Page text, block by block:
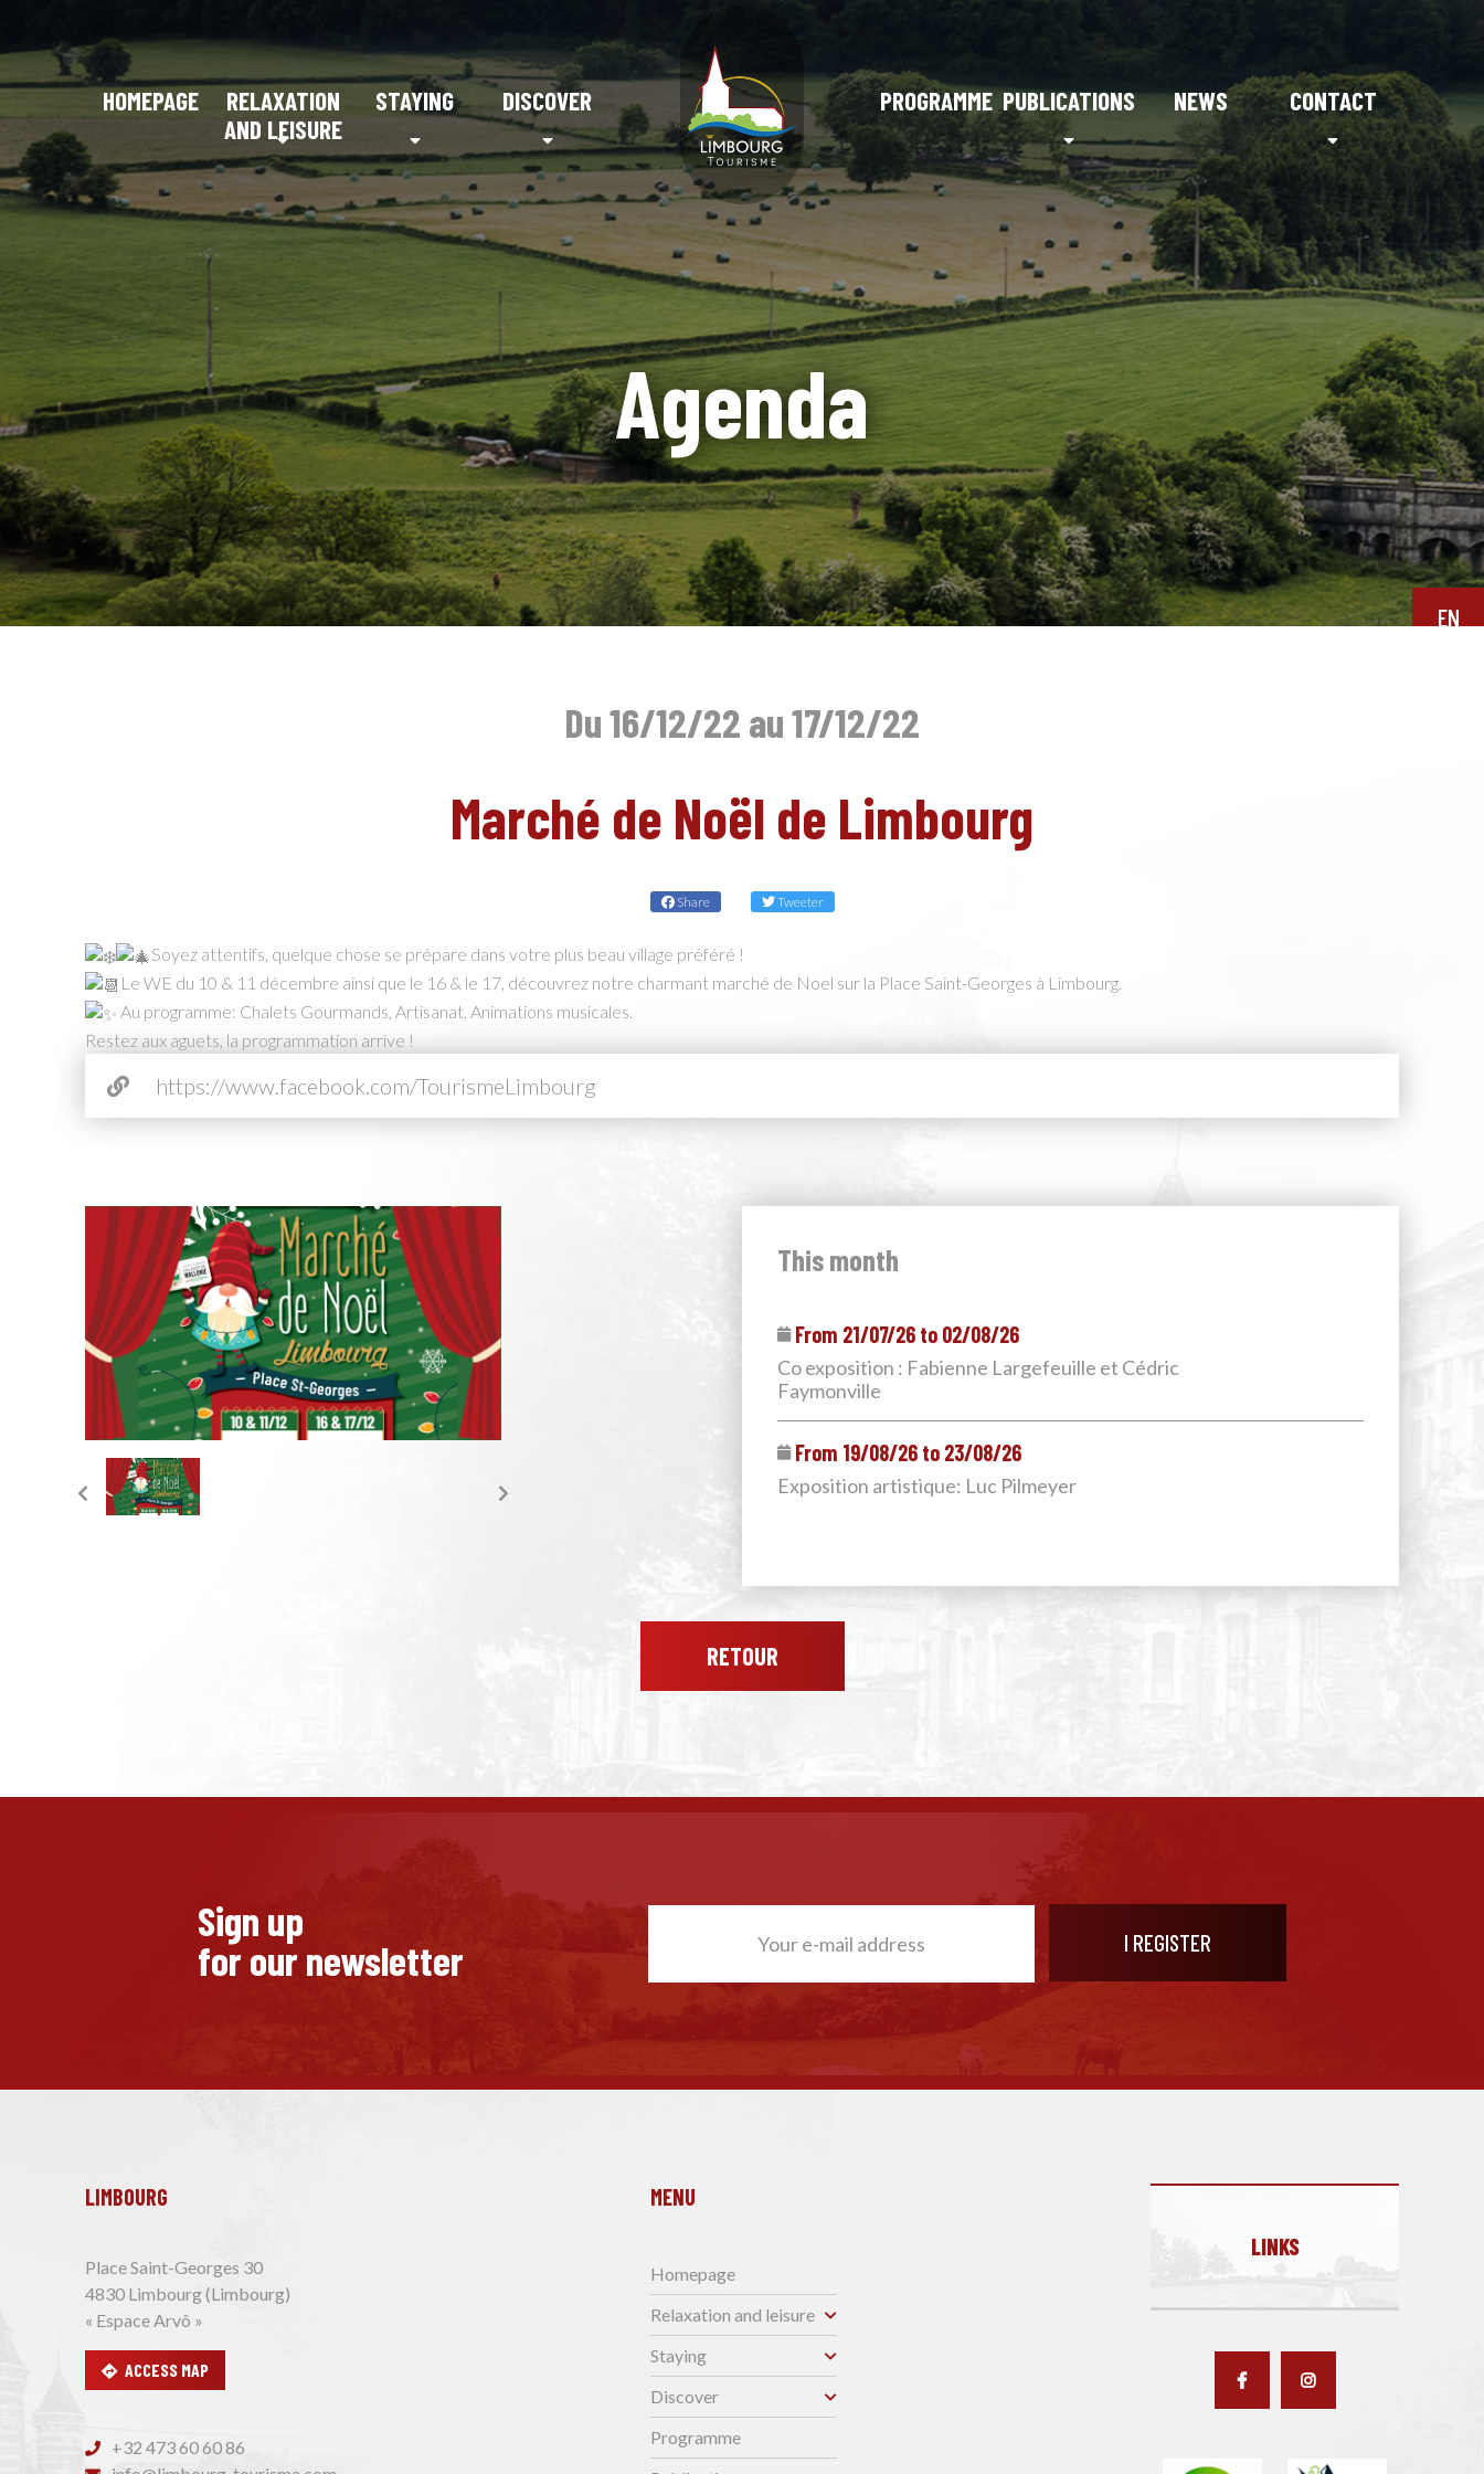
HOMEPAGE
RELAXATION
AND LEISURE
STAYING DISCOVER PROGRAMME PUBLICATIONS NEWS CONTACT
EN
Agenda
Du 16/12/22 au 17/12/22
Marché de Noël de Limbourg
Share Tweeter
Soyez attentifs, quelque chose se prépare dans votre plus beau village préféré !
Le WE du 10 & 11 décembre ainsi que le 16 & le 17, découvrez notre charmant marché de Noel sur la Place Saint-Georges à Limbourg.
Au programme: Chalets Gourmands, Artisanat, Animations musicales.
Restez aux aguets, la programmation arrive !
https://www.facebook.com/TourismeLimbourg
This month
From 21/07/26 to 02/08/26
Co exposition : Fabienne Largefeuille et Cédric
Faymonville
From 19/08/26 to 23/08/26
Exposition artistique: Luc Pilmeyer
RETOUR
Sign up
for our newsletter
LIMBOURG
Place Saint-Georges 30
4830 Limbourg (Limbourg)
« Espace Arvô »
ACCESS MAP
+32 473 60 60 86
MENU
Homepage
Relaxation and leisure
Staying
Discover
Programme
LINKS